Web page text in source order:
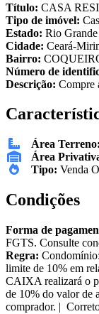
Título: CASA
Tipo de imóvel:
Estado: Rio
Cidade: Ceará-
Bairro:
Número de
Descrição: Compre
Área Terreno:
Área
Tipo: Venda
Condições
Forma de
FGTS. Consulte
Regra:
limite de 10% em
CAIXA realizará o
de 10% do valor de
comprador. |